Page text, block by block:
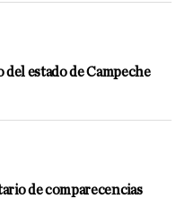
del estado de Campeche
de comparecencias